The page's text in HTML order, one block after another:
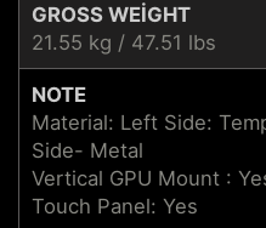
GROSS WEIGHT
21.55 kg / 47.51 lbs
NOTE
Material: Left Side:
Side- Metal
Vertical GPU Mount :
Touch Panel: Yes